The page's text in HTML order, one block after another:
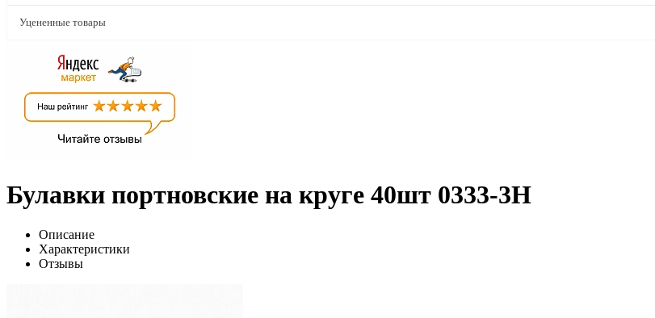
Уцененные товары
Булавки портновские на круге 40шт 0333-3H
Описание
Характеристики
Отзывы